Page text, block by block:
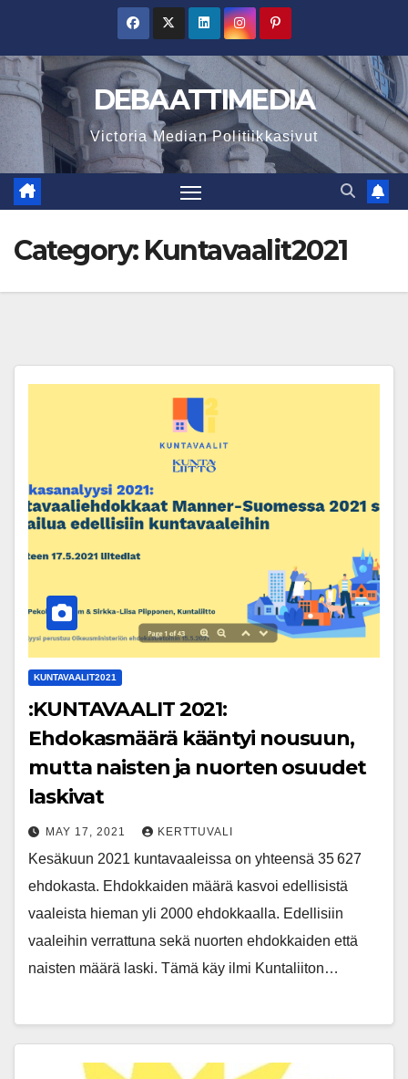
content
DEBAATTIMEDIA
Victoria Median Politiikkasivut
Category: Kuntavaalit2021
KUNTAVAALIT2021
:KUNTAVAALIT 2021:
Ehdokasmäärä kääntyi nousuun,
mutta naisten ja nuorten osuudet
laskivat
MAY 17, 2021 KERTTUVALI
Kesäkuun 2021 kuntavaaleissa on yhteensä 35 627
ehdokasta. Ehdokkaiden määrä kasvoi edellisistä
vaaleista hieman yli 2000 ehdokkaalla. Edellisiin
vaaleihin verrattuna sekä nuorten ehdokkaiden että
naisten määrä laski. Tämä käy ilmi Kuntaliiton…